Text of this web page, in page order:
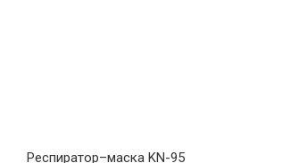
Респиратор–маска KN-95